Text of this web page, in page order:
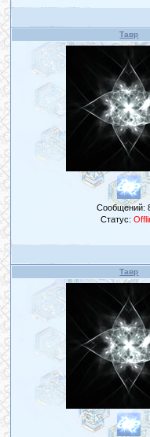
Тавр
Сообщений:
Статус:
Тавр